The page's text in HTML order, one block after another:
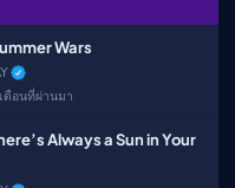
Wars
เดือนที่ผ่านมา
Always a Sun in Your